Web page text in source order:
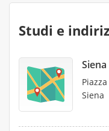
Studi e
Siena
Siena